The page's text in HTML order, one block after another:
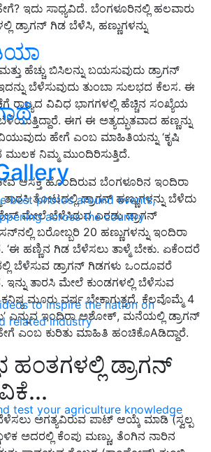
best photos around events,
across the country
to inspire the nation on
related industry
test your agriculture knowledge
ಇದು ಸಾಧ್ಯವಿದೆ. ಬೆಂಗಳೂರಿನಲ್ಲಿ ಹಲವಾರು
ಗಿಡ ಬೆಳೆಸಿ, ಹಣ್ಣುಗಳನ್ನು
ಹೆಚ್ಚು ಬಿಸಿಲನ್ನು ಬಯಸುವುದು ಡ್ರಾಗನ್
ಬೆಳೆಸುವುದು ತುಂಬಾ ಸುಲಭದ ಕೆಲಸ. ಈ
ರಾಜ್ಯದ ವಿವಿಧ ಭಾಗಗಳಲ್ಲಿ ಹೆಚ್ಚಿನ ಸಂಖ್ಯೆಯ
ಈಗ ಈ ಅತ್ಯದ್ಭುತವಾದ ಹಣ್ಣನ್ನು
ಹೇಗೆ ಎಂಬ ಮಾಹಿತಿಯನ್ನು ‘ಕೃಷಿ
ನಿಮ್ಮ ಮುಂದಿರಿಸುತ್ತಿದೆ.
ಆಸಕ್ತಿ ಹೊಂದಿರುವ ಬೆಂಗಳೂರಿನ ಇಂದಿರಾ
ತೋಟದಲ್ಲಿ ಡ್ರಾಗನ್ ಹಣ್ಣುಗಳನ್ನು ಬೆಳೆದು
ಮೇಲೆ ಬೆಳೆಸಿರುವ ಎರಡು ಡ್ರಾಗನ್
ಬರೋಬ್ಬರಿ 20 ಹಣ್ಣುಗಳನ್ನು ಇಂದಿರಾ
‘ಈ ಹಣ್ಣಿನ ಗಿಡ ಬೆಳೆಸಲು ತಾಳ್ಮೆ ಬೇಕು. ಏಕೆಂದರೆ
ಬೆಳೆಸುವ ಡ್ರಾಗನ್ ಗಿಡಗಳು ಒಂದೂವರೆ
ಇನ್ನು ತಾರಸಿ ಮೇಲೆ ಕುಂಡಗಳಲ್ಲಿ ಬೆಳೆಸುವ
ಮೂರು ವರ್ಷ ಬೇಕಾಗುತ್ತದೆ. ಕೆಲವೊಮ್ಮೆ 4
ಎನ್ನುವ ಇಂದಿರಾ ಅಶೋಕ್, ಮನೆಯಲ್ಲಿ ಡ್ರಾಗನ್
ಎಂಬ ಕುರಿತು ಮಾಹಿತಿ ಹಂಚಿಕೊAಡಿದ್ದಾರೆ.
ಹಂತಗಳಲ್ಲಿ ಡ್ರಾಗನ್
ಅಗತ್ಯವಿರುವ ಪಾಟ್ ಆಯ್ಕೆ ಮಾಡಿ (ಸ್ವಲ್ಪ
ಅದರಲ್ಲಿ ಕೆಂಪು ಮಣ್ಣು, ತೆಂಗಿನ ನಾರಿನ